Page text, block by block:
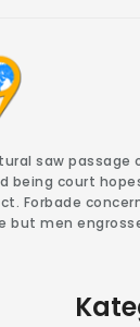
saw passage
being court
Forbade
but men